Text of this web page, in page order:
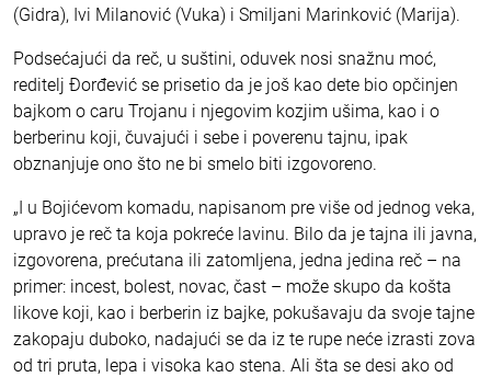
(Gidra), Ivi Milanović (Vuka) i Smiljani Marinković (Marija).
Podsećajući da reč, u suštini, oduvek nosi snažnu moć,
reditelj Đorđević se prisetio da je još kao dete bio opčinjen
bajkom o caru Trojanu i njegovim kozjim ušima, kao i o
berberinu koji, čuvajući i sebe i poverenu tajnu, ipak
obznanjuje ono što ne bi smelo biti izgovoreno.
„I u Bojićevom komadu, napisanom pre više od jednog veka,
upravo je reč ta koja pokreće lavinu. Bilo da je tajna ili javna,
izgovorena, prećutana ili zatomljena, jedna jedina reč – na
primer: incest, bolest, novac, čast – može skupo da košta
likove koji, kao i berberin iz bajke, pokušavaju da svoje tajne
zakopaju duboko, nadajući se da iz te rupe neće izrasti zova
od tri pruta, lepa i visoka kao stena. Ali šta se desi ako od